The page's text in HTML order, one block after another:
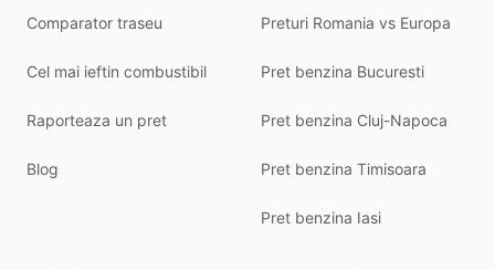
Comparator traseu
Cel mai ieftin combustibil
Raporteaza un pret
Blog
Preturi Romania vs Europa
Pret benzina Bucuresti
Pret benzina Cluj-Napoca
Pret benzina Timisoara
Pret benzina Iasi